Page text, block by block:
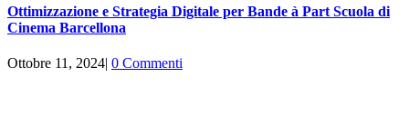
Ottimizzazione e Strategia Digitale per Bande à Part Scuola di
Cinema Barcellona
Ottobre 11, 2024| 0 Commenti